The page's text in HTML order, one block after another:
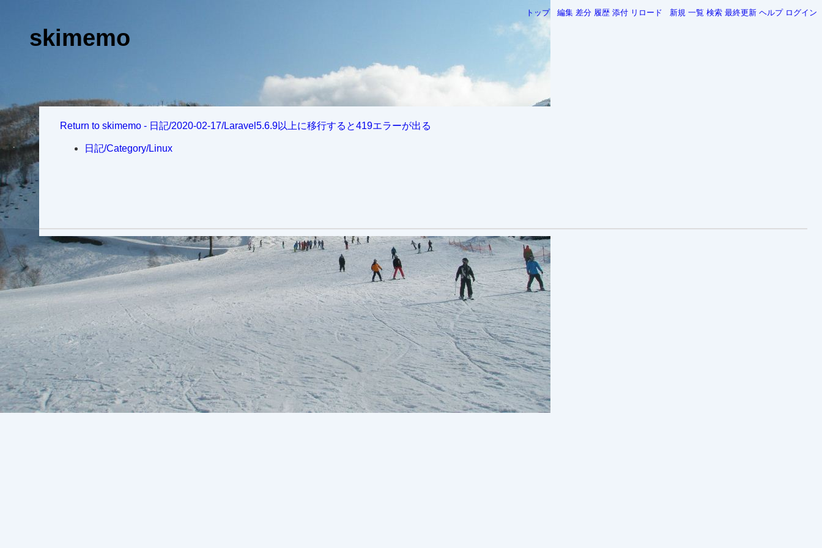
トップ 編集 差分 履歴 添付 リロード 新規 一覧 検索 最終更新 ヘルプ ログイン
skimemo
Return to skimemo - 日記/2020-02-17/Laravel5.6.9以上に移行すると419エラーが出る
日記/Category/Linux